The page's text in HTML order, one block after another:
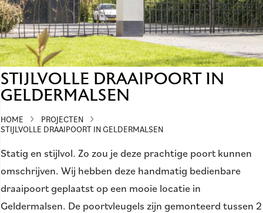
GELDERMALSEN
STIJLVOLLE DRAAIPOORT IN
GELDERMALSEN
HOME
PROJECTEN
STIJLVOLLE DRAAIPOORT IN GELDERMALSEN
Statig en stijlvol. Zo zou je deze prachtige poort kunnen
omschrijven. Wij hebben deze handmatig bedienbare
draaipoort geplaatst op een mooie locatie in
Geldermalsen. De poortvleugels zijn gemonteerd tussen 2